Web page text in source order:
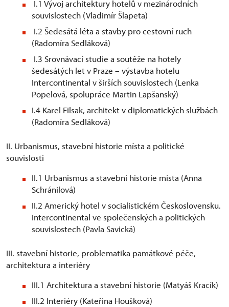
I.1 Vývoj architektury hotelů v mezinárodních
souvislostech (Vladimír Šlapeta)
I.2 Šedesátá léta a stavby pro cestovní ruch
(Radomíra Sedláková)
I.3 Srovnávací studie a soutěže na hotely
šedesátých let v Praze – výstavba hotelu
Intercontinental v širších souvislostech (Lenka
Popelová, spolupráce Martin Lapšanský)
I.4 Karel Filsak, architekt v diplomatických službách
(Radomíra Sedláková)
II. Urbanismus, stavební historie místa a politické
souvislosti
II.1 Urbanismus a stavební historie místa (Anna
Schránilová)
II.2 Americký hotel v socialistickém Československu.
Intercontinental ve společenských a politických
souvislostech (Pavla Savická)
III. stavební historie, problematika památkové péče,
architektura a interiéry
III.1 Architektura a stavební historie (Matyáš Kracík)
III.2 Interiéry (Kateřina Houšková)